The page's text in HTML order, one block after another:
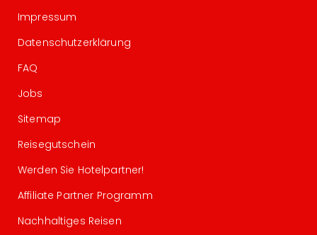
Impressum
Datenschutzerklärung
FAQ
Jobs
Sitemap
Reisegutschein
Werden Sie Hotelpartner!
Affiliate Partner Programm
Nachhaltiges Reisen